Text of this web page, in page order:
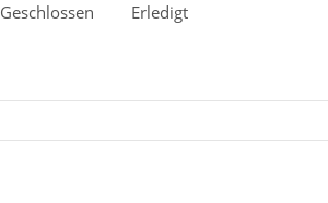
Geschlossen Erledigt